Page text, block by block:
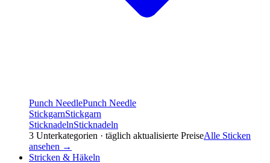
Punch NeedlePunch Needle
StickgarnStickgarn
SticknadelnSticknadeln
3 Unterkategorien · täglich aktualisierte PreiseAlle Sticken
ansehen →
Stricken & Häkeln